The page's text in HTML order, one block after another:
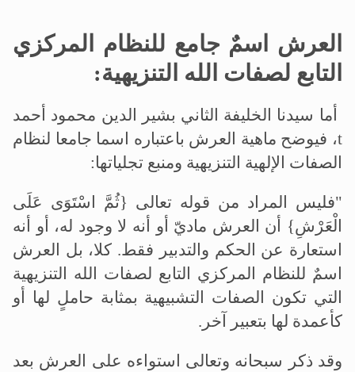
العرش اسمٌ جامع للنظام المركزي
التابع لصفات الله التنزيهية:
أما سيدنا الخليفة الثاني بشير الدين محمود أحمد
t، فيوضح ماهية العرش باعتباره اسما جامعا لنظام
الصفات الإلهية التنزيهية ومنبع تجلياتها:
"فليس المراد من قوله تعالى {ثُمَّ اسْتَوَى عَلَى
الْعَرْشِ} أن العرش ماديّ أو أنه لا وجود له، أو أنه
استعارة عن الحكم والتدبير فقط. كلا، بل العرش
اسمٌ للنظام المركزي التابع لصفات الله التنزيهية
التي تكون الصفات التشبيهية بمثابة حاملٍ لها أو
كأعمدة لها بتعبير آخر .
وقد ذكر سبحانه وتعالى استواءه على العرش بعد